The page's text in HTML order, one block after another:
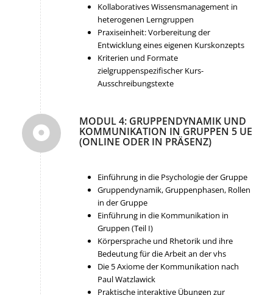
Kollaboratives Wissensmanagement in
heterogenen Lerngruppen
Praxiseinheit: Vorbereitung der
Entwicklung eines eigenen Kurskonzepts
Kriterien und Formate
zielgruppenspezifischer Kurs-
Ausschreibungstexte
MODUL 4: GRUPPENDYNAMIK UND
KOMMUNIKATION IN GRUPPEN 5 UE
(ONLINE ODER IN PRÄSENZ)
Einführung in die Psychologie der Gruppe
Gruppendynamik, Gruppenphasen, Rollen
in der Gruppe
Einführung in die Kommunikation in
Gruppen (Teil I)
Körpersprache und Rhetorik und ihre
Bedeutung für die Arbeit an der vhs
Die 5 Axiome der Kommunikation nach
Paul Watzlawick
Praktische interaktive Übungen zur